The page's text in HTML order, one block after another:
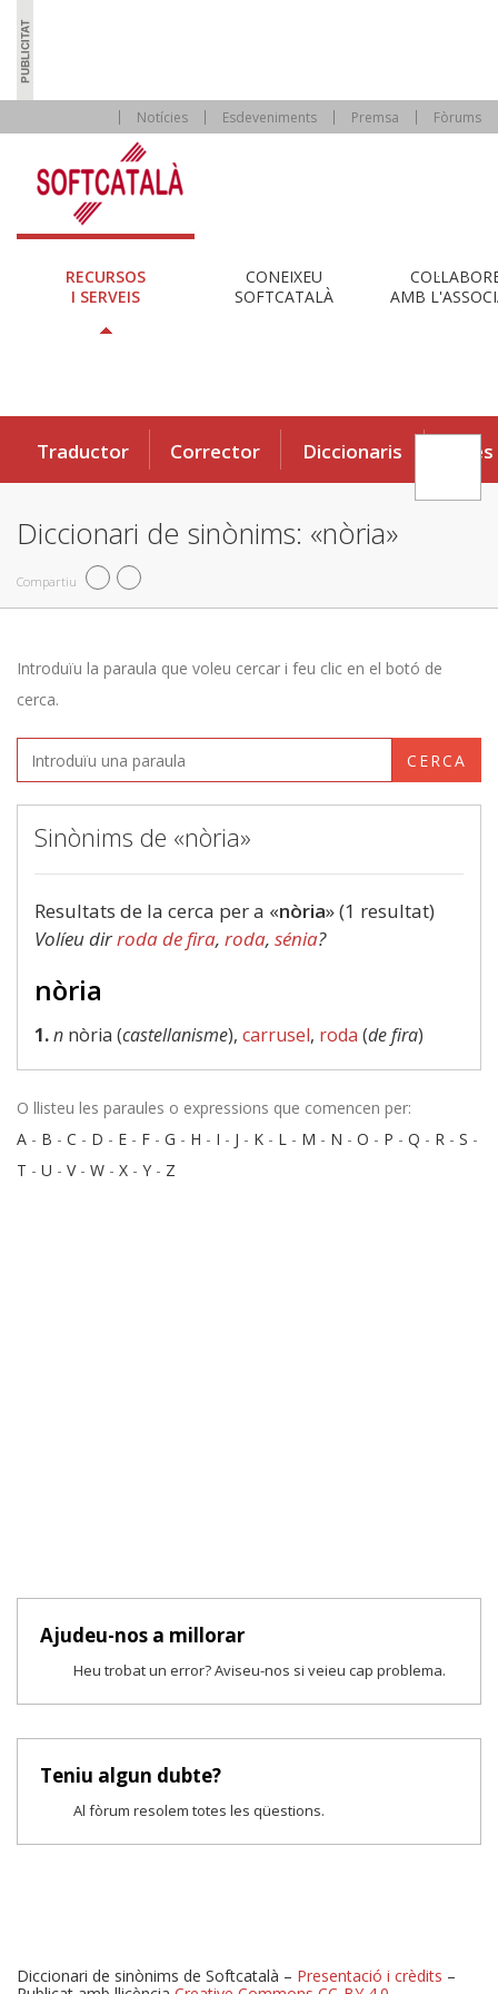
Notícies Esdeveniments Premsa Fòrums
RECURSOS
I SERVEIS
CONEIXEU
SOFTCATALÀ
AMB
Traductor Corrector Diccionaris Eines
Diccionari de sinònims: «nòria»
Compartiu
Introduïu la paraula que voleu cercar i feu clic en el botó de
cerca.
CERCA
Sinònims de «nòria»
Resultats de la cerca per a «nòria» (1 resultat)
Volíeu dirroda de fira, roda, sénia?
nòria
1.n nòria (castellanisme), carrusel, roda (de fira)
O llisteu les paraules o expressions que comencen per:
A - B - C - D - E - F - G - H - I - J - K - L - M - N - O - P - Q - R - S -
T - U - V- W - X - Y - Z
Ajudeu-nos a millorar
Heu trobat un error? Aviseu-nos si veieu cap problema.
Teniu algun dubte?
Al fòrum resolem totes les qüestions.
Diccionari de sinònims de Softcatalà – Presentació i crèdits –